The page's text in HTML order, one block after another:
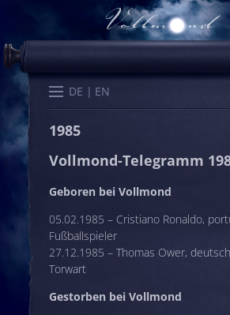
DE EN
Start Kalender
1985
Vollmond-Telegramm
Geboren bei Vollmond
05.02.1985 – Cristiano Ronaldo,
Fußballspieler
27.12.1985 – Thomas Ower,
Torwart
Gestorben bei Vollmond